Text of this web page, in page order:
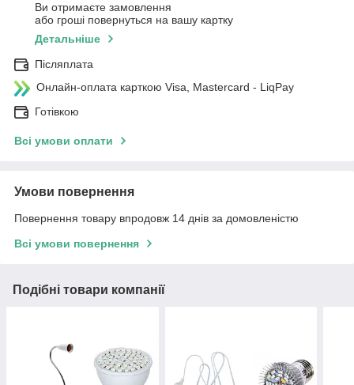
Ви отримаєте замовлення
або гроші повернуться на вашу картку
Детальніше
Післяплата
Онлайн-оплата карткою Visa, Mastercard - LiqPay
Готівкою
Всі умови оплати
Умови повернення
Повернення товару впродовж 14 днів за домовленістю
Всі умови повернення
Подібні товари компанії